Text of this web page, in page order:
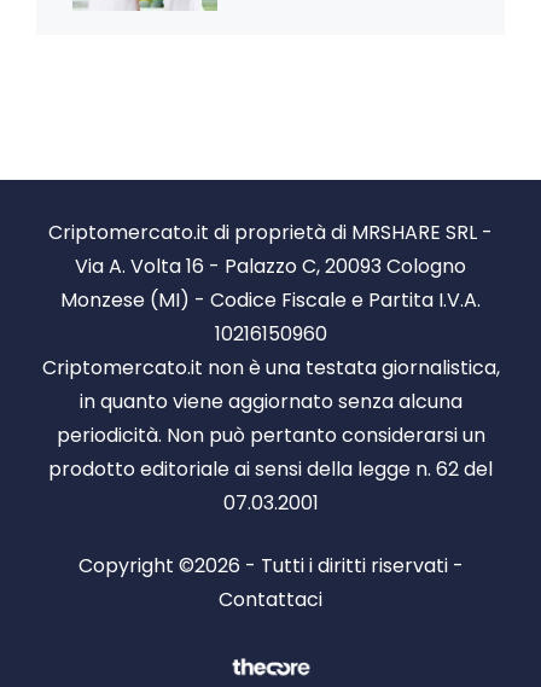
Criptomercato.it di proprietà di MRSHARE SRL -
Via A. Volta 16 - Palazzo C, 20093 Cologno
Monzese (MI) - Codice Fiscale e Partita I.V.A.
10216150960
Criptomercato.it non è una testata giornalistica,
in quanto viene aggiornato senza alcuna
periodicità. Non può pertanto considerarsi un
prodotto editoriale ai sensi della legge n. 62 del
07.03.2001
Copyright ©2026 - Tutti i diritti riservati -
Contattaci